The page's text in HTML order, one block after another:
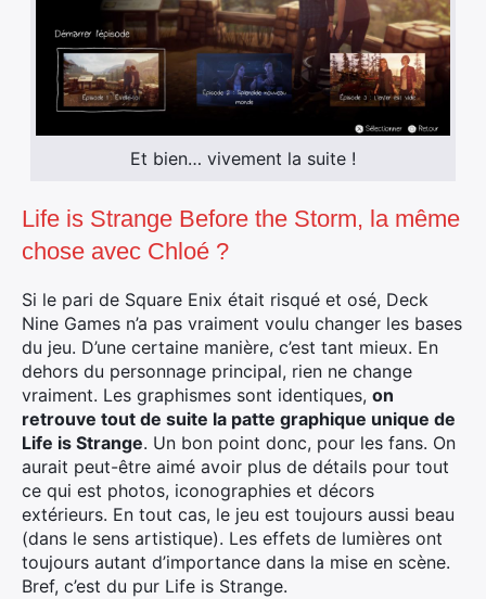
Et bien… vivement la suite !
Life is Strange Before the Storm, la même
chose avec Chloé ?
Si le pari de Square Enix était risqué et osé, Deck
Nine Games n’a pas vraiment voulu changer les bases
du jeu. D’une certaine manière, c’est tant mieux. En
dehors du personnage principal, rien ne change
vraiment. Les graphismes sont identiques, on
retrouve tout de suite la patte graphique unique de
Life is Strange. Un bon point donc, pour les fans. On
aurait peut-être aimé avoir plus de détails pour tout
ce qui est photos, iconographies et décors
extérieurs. En tout cas, le jeu est toujours aussi beau
(dans le sens artistique). Les effets de lumières ont
toujours autant d’importance dans la mise en scène.
Bref, c’est du pur Life is Strange.